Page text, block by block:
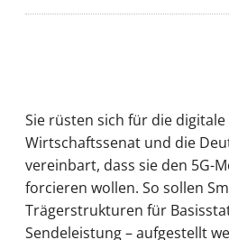
Sie rüsten sich für die
Wirtschaftssenat und die
vereinbart, dass sie den 5G-
forcieren wollen. So sollen
Trägerstrukturen für
Sendeleistung – aufgestellt